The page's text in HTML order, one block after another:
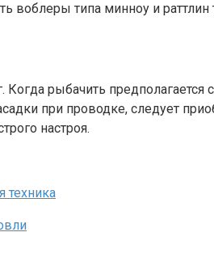
воблеры типа минноу и
рыбачить
при проводке, следует
настроя.